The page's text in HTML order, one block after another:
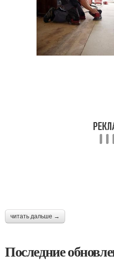
читать дальше →
Последние